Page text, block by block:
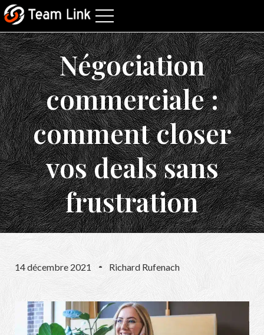
Négociation
commerciale :
comment closer
vos deals sans
frustration
14 décembre 2021 Richard Rufenach